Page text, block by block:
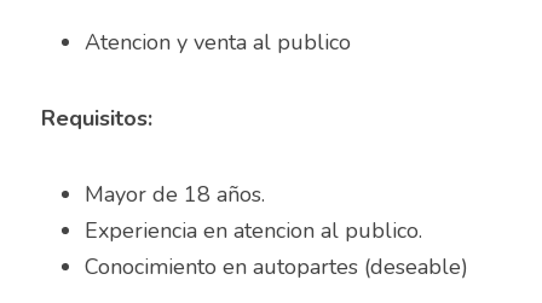
Almacenista Cajero
Analista de precios unitarios
Asesor Bancario
Requisitos:
Mayor de 18 años.
Experiencia en atencion al publico.